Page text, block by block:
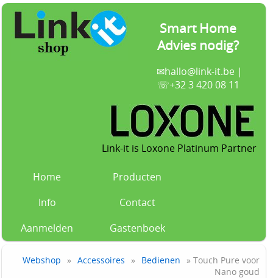
Smart Home
Advies nodig?
✉hallo@link-it.be|
☏+32 3 420 08 11
Link-it is Loxone Platinum Partner
Home
Producten
Info
Contact
Aanmelden
Gastenboek
Webshop » Accessoires » Bedienen
» Touch Pure voor
Nano goud